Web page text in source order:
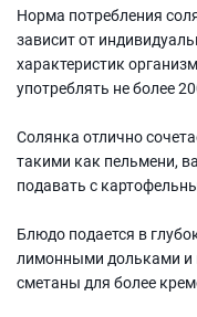
Норма потребления
зависит от
характеристик
употреблять не более
Солянка отлично
такими как пельмени,
подавать с
Блюдо подается в
лимонными дольками
сметаны для более